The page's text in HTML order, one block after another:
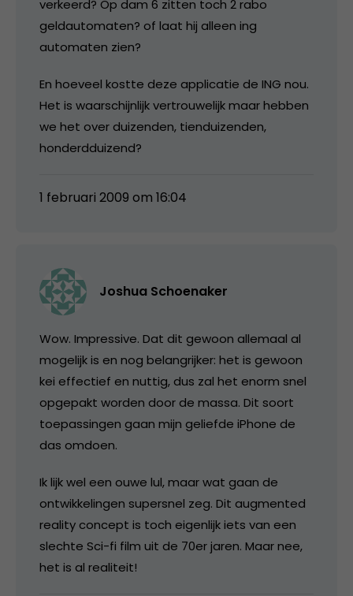
verkeerd? Op dam 6 zitten toch 2 rabo
geldautomaten? of laat hij alleen ing
automaten zien?
En hoeveel kostte deze applicatie de ING nou.
Het is waarschijnlijk vertrouwelijk maar hebben
we het over duizenden, tienduizenden,
honderdduizend?
1 februari 2009 om 16:04
Joshua Schoenaker
Wow. Impressive. Dat dit gewoon allemaal al
mogelijk is en nog belangrijker: het is gewoon
kei effectief en nuttig, dus zal het enorm snel
opgepakt worden door de massa. Dit soort
toepassingen gaan mijn geliefde iPhone de
das omdoen.
Ik lijk wel een ouwe lul, maar wat gaan de
ontwikkelingen supersnel zeg. Dit augmented
reality concept is toch eigenlijk iets van een
slechte Sci-fi film uit de 70er jaren. Maar nee,
het is al realiteit!